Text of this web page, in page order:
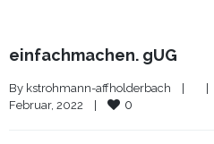
einfachmachen. gUG
By kstrohmann-affholderbach
Februar, 2022
0